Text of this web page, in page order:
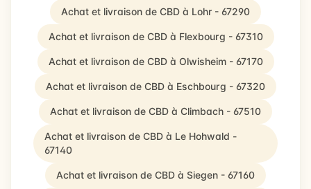
Achat et livraison de CBD à Lohr - 67290
Achat et livraison de CBD à Flexbourg - 67310
Achat et livraison de CBD à Olwisheim - 67170
Achat et livraison de CBD à Eschbourg - 67320
Achat et livraison de CBD à Climbach - 67510
Achat et livraison de CBD à Le Hohwald -
67140
Achat et livraison de CBD à Siegen - 67160